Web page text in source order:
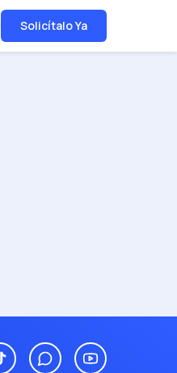
Solicítalo Ya